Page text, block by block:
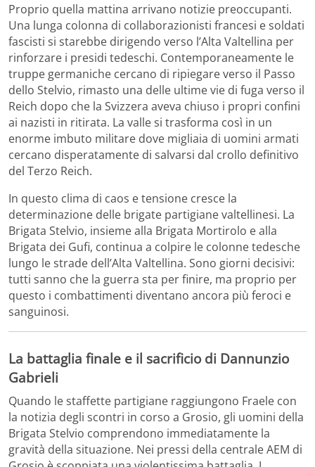
Proprio quella mattina arrivano notizie preoccupanti.
Una lunga colonna di collaborazionisti francesi e soldati
fascisti si starebbe dirigendo verso l’Alta Valtellina per
rinforzare i presidi tedeschi. Contemporaneamente le
truppe germaniche cercano di ripiegare verso il Passo
dello Stelvio, rimasto una delle ultime vie di fuga verso il
Reich dopo che la Svizzera aveva chiuso i propri confini
ai nazisti in ritirata. La valle si trasforma così in un
enorme imbuto militare dove migliaia di uomini armati
cercano disperatamente di salvarsi dal crollo definitivo
del Terzo Reich.
In questo clima di caos e tensione cresce la
determinazione delle brigate partigiane valtellinesi. La
Brigata Stelvio, insieme alla Brigata Mortirolo e alla
Brigata dei Gufi, continua a colpire le colonne tedesche
lungo le strade dell’Alta Valtellina. Sono giorni decisivi:
tutti sanno che la guerra sta per finire, ma proprio per
questo i combattimenti diventano ancora più feroci e
sanguinosi.
La battaglia finale e il sacrificio di Dannunzio
Gabrieli
Quando le staffette partigiane raggiungono Fraele con
la notizia degli scontri in corso a Grosio, gli uomini della
Brigata Stelvio comprendono immediatamente la
gravità della situazione. Nei pressi della centrale AEM di